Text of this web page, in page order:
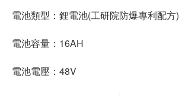
電池類型：鋰電池(工研院防爆專利配方)
電池容量：16AH
電池電壓：48V